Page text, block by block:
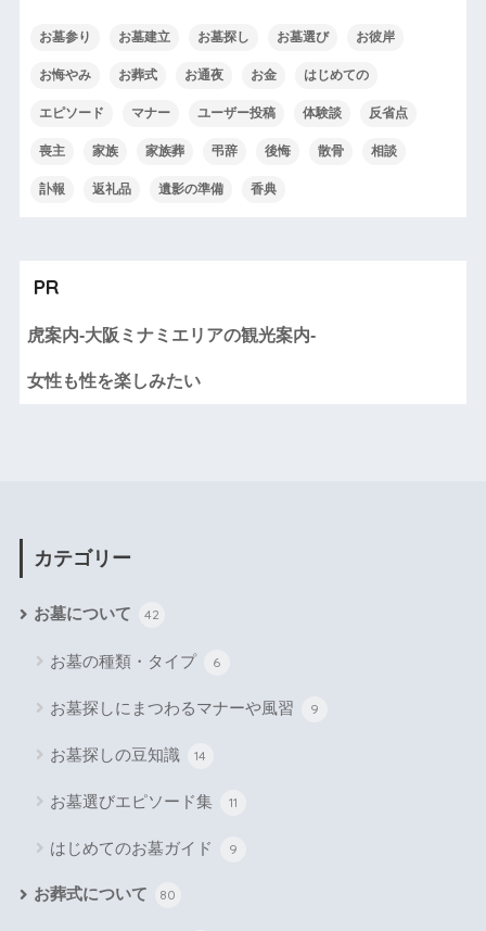
お墓参り お墓建立 お墓探し お墓選び お彼岸
お悔やみ お葬式 お通夜 お金 はじめての
エピソード マナー ユーザー投稿 体験談 反省点
喪主 家族 家族葬 弔辞 後悔 散骨 相談
訃報 返礼品 遺影の準備 香典
PR
虎案内-大阪ミナミエリアの観光案内-
女性も性を楽しみたい
カテゴリー
お墓について 42
お墓の種類・タイプ 6
お墓探しにまつわるマナーや風習 9
お墓探しの豆知識 14
お墓選びエピソード集 11
はじめてのお墓ガイド 9
お葬式について 80